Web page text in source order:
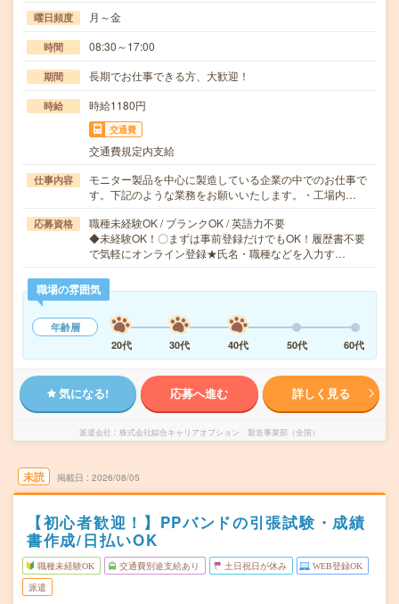
曜日頻度 月～金
時間 08:30～17:00
期間 長期でお仕事できる方、大歓迎！
時給 時給1180円
交通費
交通費規定内支給
仕事内容
モニター製品を中心に製造している企業の中でのお仕事で
す。下記のような業務をお願いいたします。・工場内…
応募資格
職種未経験OK / ブランクOK / 英語力不要
◆未経験OK！〇まずは事前登録だけでもOK！履歴書不要
で気軽にオンライン登録★氏名・職種などを入力す…
職場の雰囲気
年齢層
20代
30代 40代 50代 60代
気になる! 応募へ進む 詳しく見る
派遣会社 株式会社綜合キャリアオプション 製造事業部（全国）
未読 掲載日 2026/08/05
【初心者歓迎！】PPバンドの引張試験・成績
書作成/日払いOK
職種未経験OK 交通費別途支給あり 土日祝日が休み WEB登録OK
派遣